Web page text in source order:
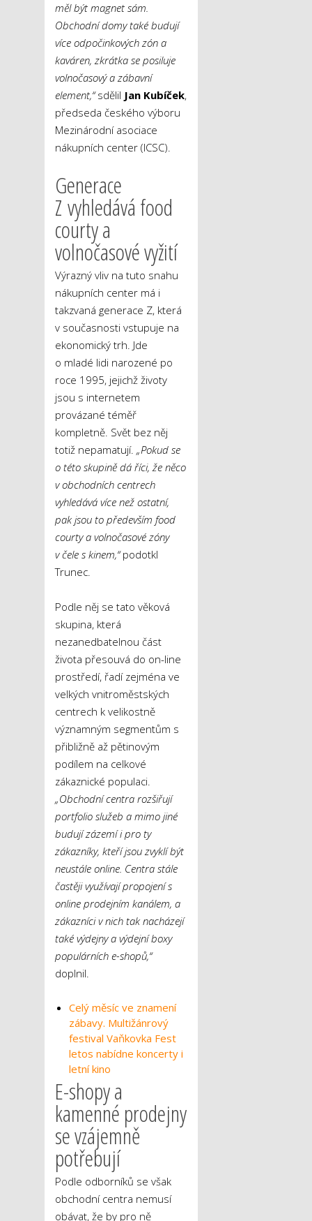
měl být magnet sám.
Obchodní domy také budují
více odpočinkových zón a
kaváren, zkrátka se posiluje
volnočasový a zábavní
element,“sdělil Jan Kubíček,
předseda českého výboru
Mezinárodní asociace
nákupních center (ICSC).
Generace
Z vyhledává food
courty a
volnočasové vyžití
Výrazný vliv na tuto snahu
nákupních center má i
takzvaná generace Z, která
v současnosti vstupuje na
ekonomický trh. Jde
o mladé lidi narozené po
roce 1995, jejichž životy
jsou s internetem
provázané téměř
kompletně. Svět bez něj
totiž nepamatují. „Pokud se
o této skupině dá říci, že něco
v obchodních centrech
vyhledává více než ostatní,
pak jsou to především food
courty a volnočasové zóny
v čele s kinem,“podotkl
Trunec.
Podle něj se tato věková
skupina, která
nezanedbatelnou část
života přesouvá do on-line
prostředí, řadí zejména ve
velkých vnitroměstských
centrech k velikostně
významným segmentům s
přibližně až pětinovým
podílem na celkové
zákaznické populaci.
„Obchodní centra rozšiřují
portfolio služeb a mimo jiné
budují zázemí i pro ty
zákazníky, kteří jsou zvyklí být
neustále online. Centra stále
častěji využívají propojení s
online prodejním kanálem, a
zákazníci v nich tak nacházejí
také výdejny a výdejní boxy
populárních e-shopů,“
doplnil.
Celý měsíc ve znamení
zábavy. Multižánrový
festival Vaňkovka Fest
letos nabídne koncerty i
letní kino
E-shopy a
kamenné prodejny
se vzájemně
potřebují
Podle odborníků se však
obchodní centra nemusí
obávat, že by pro ně